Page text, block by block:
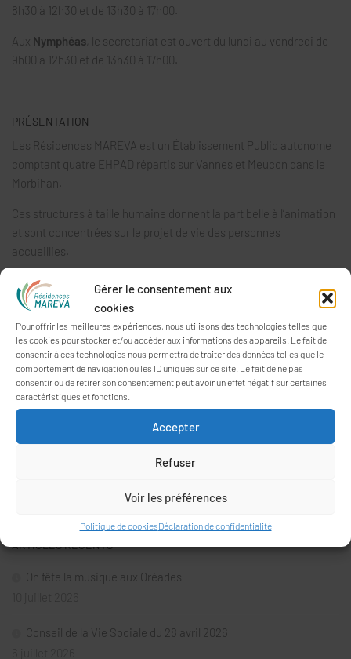
Gérer le consentement aux
cookies
Pour offrir les meilleures expériences, nous utilisons des technologies telles que
les cookies pour stocker et/ou accéder aux informations des appareils. Le fait de
consentir à ces technologies nous permettra de traiter des données telles que le
comportement de navigation ou les ID uniques sur ce site. Le fait de ne pas
consentir ou de retirer son consentement peut avoir un effet négatif sur certaines
caractéristiques et fonctions.
Accepter
Refuser
Voir les préférences
Politique de cookiesDéclaration de confidentialité
8h30 à 12h30 et de 13h30 à 17h00.
Aux Nymphéas , le secrétariat est ouvert du lundi au vendredi de
9h00 à 12h30 et de 13h30 à 17h00.
PRÉSENTATION
Les Résidences MAREVA est un Établissement Public autonome
comptant quatre EHPAD répartis sur Vannes et Meucon dans le
Morbihan.
Ces structures à taille humaine donnent la part belle à l’animation
et sont concentrées sur le projet de vie des personnes
accueillies.
ARTICLES RÉCENTS
On fête la musique aux Oréades
Conseil de la Vie Sociale du 28 avril 2026